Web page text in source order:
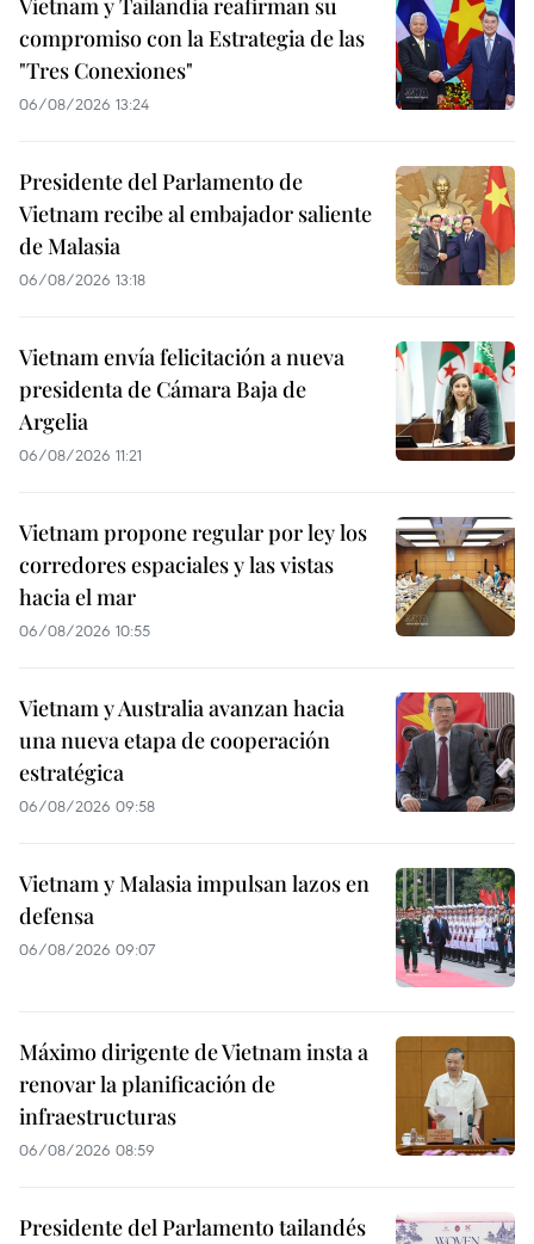
Vietnam y Tailandia reafirman su
compromiso con la Estrategia de las
"Tres Conexiones"
06/08/2026 13:24
Presidente del Parlamento de
Vietnam recibe al embajador saliente
de Malasia
06/08/2026 13:18
Vietnam envía felicitación a nueva
presidenta de Cámara Baja de
Argelia
06/08/2026 11:21
Vietnam propone regular por ley los
corredores espaciales y las vistas
hacia el mar
06/08/2026 10:55
Vietnam y Australia avanzan hacia
una nueva etapa de cooperación
estratégica
06/08/2026 09:58
Vietnam y Malasia impulsan lazos en
defensa
06/08/2026 09:07
Máximo dirigente de Vietnam insta a
renovar la planificación de
infraestructuras
06/08/2026 08:59
Presidente del Parlamento tailandés